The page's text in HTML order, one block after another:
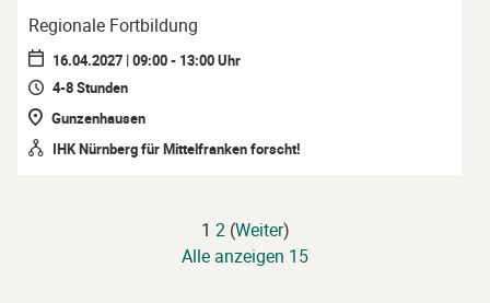
Regionale Fortbildung
16.04.2027 | 09:00 - 13:00 Uhr
4-8 Stunden
Gunzenhausen
IHK Nürnberg für Mittelfranken forscht!
1 2(Weiter)
Alle anzeigen 15